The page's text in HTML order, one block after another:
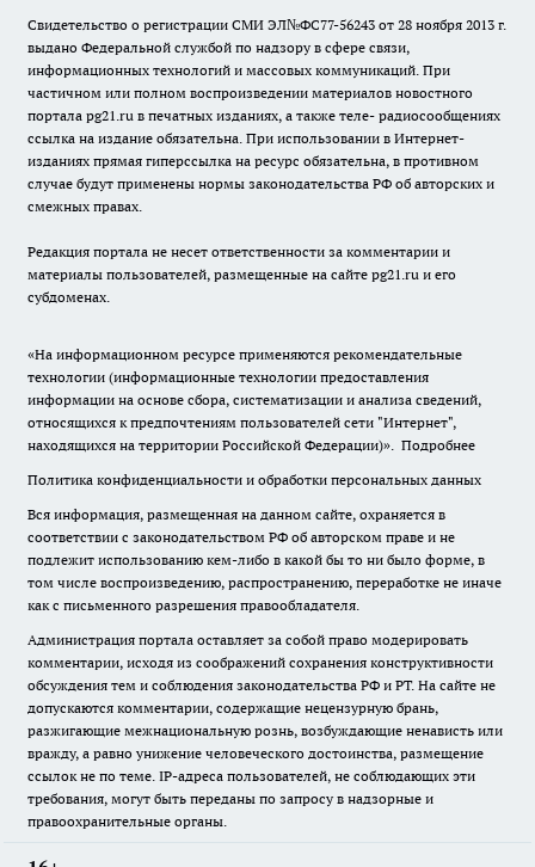
Свидетельство о регистрации СМИ ЭЛ№ФС77-56243 от 28 ноября 2013 г.
выдано Федеральной службой по надзору в сфере связи,
информационных технологий и массовых коммуникаций. При
частичном или полном воспроизведении материалов новостного
портала pg21.ru в печатных изданиях, а также теле- радиосообщениях
ссылка на издание обязательна. При использовании в Интернет-
изданиях прямая гиперссылка на ресурс обязательна, в противном
случае будут применены нормы законодательства РФ об авторских и
смежных правах.
Редакция портала не несет ответственности за комментарии и
материалы пользователей, размещенные на сайте pg21.ru и его
субдоменах.
«На информационном ресурсе применяются рекомендательные
технологии (информационные технологии предоставления
информации на основе сбора, систематизации и анализа сведений,
относящихся к предпочтениям пользователей сети "Интернет",
находящихся на территории Российской Федерации)». Подробнее
Политика конфиденциальности и обработки персональных данных
Вся информация, размещенная на данном сайте, охраняется в
соответствии с законодательством РФ об авторском праве и не
подлежит использованию кем-либо в какой бы то ни было форме, в
том числе воспроизведению, распространению, переработке не иначе
как с письменного разрешения правообладателя.
Администрация портала оставляет за собой право модерировать
комментарии, исходя из соображений сохранения конструктивности
обсуждения тем и соблюдения законодательства РФ и РТ. На сайте не
допускаются комментарии, содержащие нецензурную брань,
разжигающие межнациональную рознь, возбуждающие ненависть или
вражду, а равно унижение человеческого достоинства, размещение
ссылок не по теме. IP-адреса пользователей, не соблюдающих эти
требования, могут быть переданы по запросу в надзорные и
правоохранительные органы.